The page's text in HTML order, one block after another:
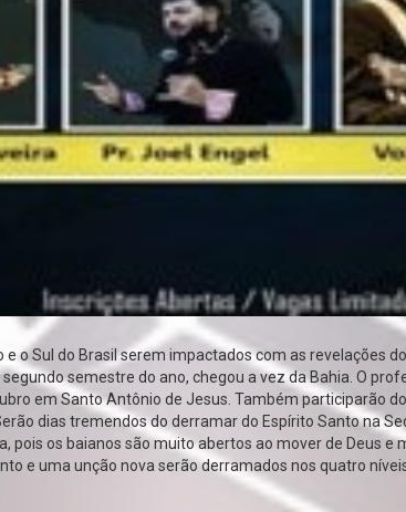
e o Sul do Brasil serem impactados com as revelações
semestre do ano, chegou a vez da Bahia. O
em Santo Antônio de Jesus. Também participarão
dias tremendos do derramar do Espírito Santo na
pois os baianos são muito abertos ao mover de Deus e
e uma unção nova serão derramados nos quatro